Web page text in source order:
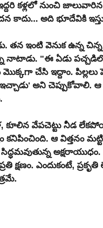
కళ్లలో నుంచి
అది భూదేవికి
తన ఇంటి వెనుక ఉన్న
నాటాడు. "ఈ ఏడు
మొక్కగా చేసి ఇద్దాం.
ఇచ్చాడు' అని
కూలిన వేపచెట్టు నీడ
కనిపించింది. ఆ విత్తనం
క్షణం. ఎందుకంటే,